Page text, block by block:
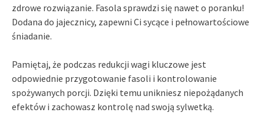
zdrowe rozwiązanie. Fasola sprawdzi się nawet o poranku!
Dodana do jajecznicy, zapewni Ci sycące i pełnowartościowe
śniadanie.
Pamiętaj, że podczas redukcji wagi kluczowe jest
odpowiednie przygotowanie fasoli i kontrolowanie
spożywanych porcji. Dzięki temu unikniesz niepożądanych
efektów i zachowasz kontrolę nad swoją sylwetką.